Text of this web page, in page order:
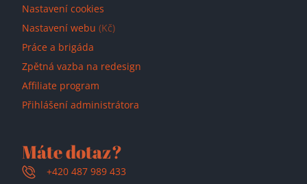
Nastavení cookies
Nastavení webu (Kč)
Práce a brigáda
Zpětná vazba na redesign
Affiliate program
Přihlášení administrátora
Máte dotaz?
+420 487 989 433